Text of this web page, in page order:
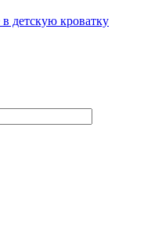
в детскую кроватку